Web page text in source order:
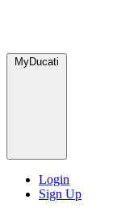
MyDucati
Login
Sign Up